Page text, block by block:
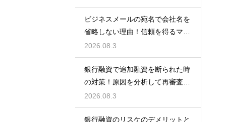
ビジネスメールの宛名で会社名を
省略しない理由！信頼を得るマナ
ー
2026.08.3
銀行融資で追加融資を断られた時
の対策！原因を分析して再審査を
狙う
2026.08.3
銀行融資のリスケのデメリットと